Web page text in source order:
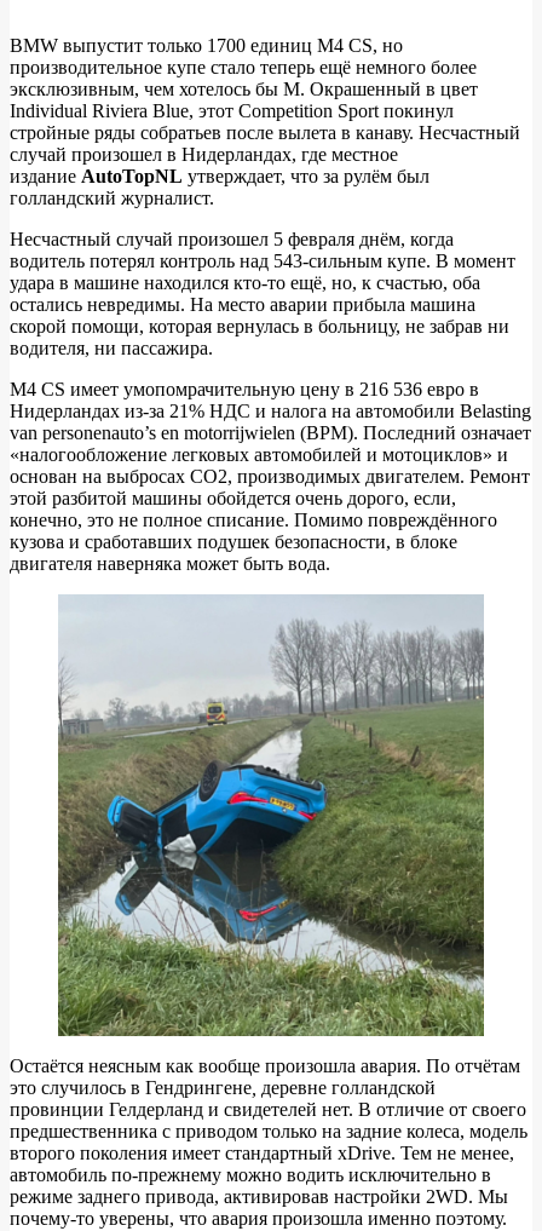
BMW
M4
CS
вылетел
в
кювет
BMW выпустит только 1700 единиц M4 CS, но
производительное купе стало теперь ещё немного более
эксклюзивным, чем хотелось бы M. Окрашенный в цвет
Individual Riviera Blue, этот Competition Sport покинул
стройные ряды собратьев после вылета в канаву. Несчастный
случай произошел в Нидерландах, где местное
издание AutoTopNL утверждает, что за рулём был
голландский журналист.
Несчастный случай произошел 5 февраля днём, когда
водитель потерял контроль над 543-сильным купе. В момент
удара в машине находился кто-то ещё, но, к счастью, оба
остались невредимы. На место аварии прибыла машина
скорой помощи, которая вернулась в больницу, не забрав ни
водителя, ни пассажира.
M4 CS имеет умопомрачительную цену в 216 536 евро в
Нидерландах из-за 21% НДС и налога на автомобили Belasting
van personenauto’s en motorrijwielen (BPM). Последний означает
«налогообложение легковых автомобилей и мотоциклов» и
основан на выбросах CO2, производимых двигателем. Ремонт
этой разбитой машины обойдется очень дорого, если,
конечно, это не полное списание. Помимо повреждённого
кузова и сработавших подушек безопасности, в блоке
двигателя наверняка может быть вода.
Остаётся неясным как вообще произошла авария. По отчётам
это случилось в Гендрингене деревне голландской
провинции Гелдерланд и свидетелей нет. В отличие от своего
предшественника с приводом только на задние колеса, модель
второго поколения имеет стандартный xDrive. Тем не менее,
автомобиль по-прежнему можно водить исключительно в
режиме заднего привода, активировав настройки 2WD. Мы
почему-то уверены, что авария произошла именно поэтому.